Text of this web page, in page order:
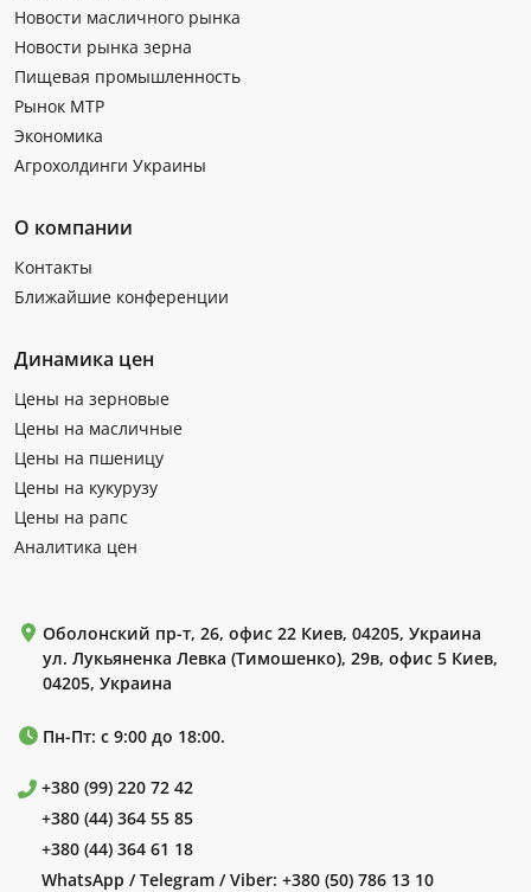
Новости масличного рынка
Новости рынка зерна
Пищевая промышленность
Рынок МТР
Экономика
Агрохолдинги Украины
О компании
Контакты
Ближайшие конференции
Динамика цен
Цены на зерновые
Цены на масличные
Цены на пшеницу
Цены на кукурузу
Цены на рапс
Аналитика цен
Оболонский пр-т, 26, офис 22 Киев, 04205, Украина
ул. Лукьяненка Левка (Тимошенко), 29в, офис 5 Киев,
04205, Украина
Пн-Пт: с 9:00 до 18:00.
+380 (99) 220 72 42
+380 (44) 364 55 85
+380 (44) 364 61 18
WhatsApp / Telegram / Viber: +380 (50) 786 13 10